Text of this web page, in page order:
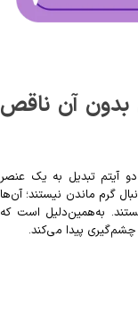
بدون آن ناقص
آیتم تبدیل به یک عنصر
گرم ماندن نیستند؛ آن‌ها
به‌همین‌دلیل است که
پیدا می‌کند.